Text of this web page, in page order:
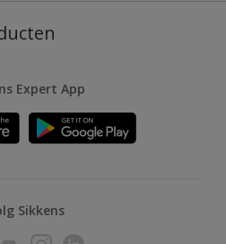
Expert App
Sikkens